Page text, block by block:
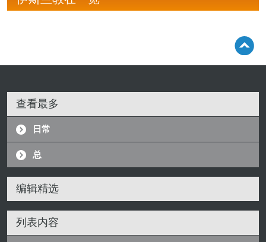
查看最多
日常
总
编辑精选
列表内容